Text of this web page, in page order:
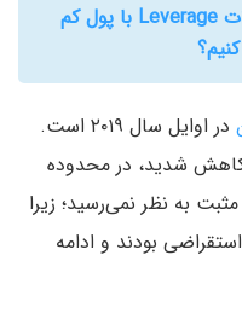
لوریج چیست؟ چگونه در معاملات Leverage با پول کم
در اوایل سال ۲۰۱۹ است.
شدید، در محدوده
به نظر نمی‌رسید؛ زیرا
بودند و ادامه